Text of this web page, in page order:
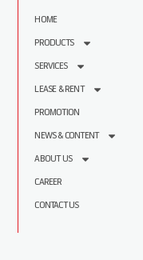
HOME
PRODUCTS
SERVICES
LEASE & RENT
PROMOTION
NEWS & CONTENT
ABOUT US
CAREER
CONTACT US